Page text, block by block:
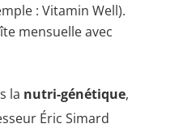
: Vitamin Well).
mensuelle avec
la nutri-génétique,
Éric Simard